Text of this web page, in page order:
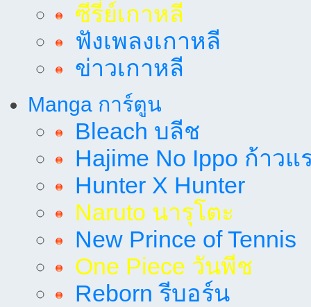
ซีรี่ย์เกาหลี
ฟังเพลงเกาหลี
ข่าวเกาหลี
Manga การ์ตูน
Bleach บลีช
Hajime No Ippo ก้าวแ
Hunter X Hunter
Naruto นารุโตะ
New Prince of Tennis
One Piece วันพีช
Reborn รีบอร์น